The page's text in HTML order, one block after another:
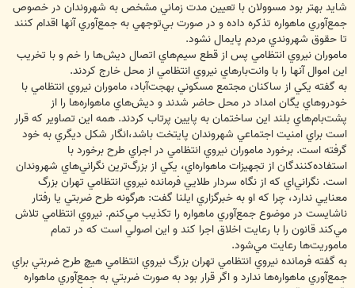
شايد بهتر بود مسوولان با تعيين مدت زماني مشخص به شهروندان در خصوص
جمع‌آوري ماهواره تذكره داده و در صورت بي‌توجهي به جمع‌آوري آنها اقدام كنند
تا حقوق شهروندي مردم پايمال نشود.
ماموران نيروي انتظامي پس از قطع سيم‌هاي اتصال ديش‌ها را خم و با تخريب
اين اموال آنها را با وانت‌بارهاي نيروي انتظامي از محل خارج كردند.
به گفته يكي از ساكنان مجتمع مسكوني بهجت‌آباد، ماموران نيروي انتظامي با
خودروهاي يگان امداد در محل حاضر شدند و ديش‌هاي ماهواره‌ها را از
پشت‌بام‌هاي بلند اين ساختمان به پايين پرتاب كردند. همه اين تصاوير كه قرار
است براي امنيت اجتماعي شهروندان پايتخت باشد،‌انگار شكل ديگري به خود
گرفته است. برخورد ماموران نيروي انتظامي در اجراي طرح برخورد با
استفاده‌كنندگان از تجهيزات ماهواره‌اي، يكي از بزرگ‌ترين نگراني‌هاي شهروندان
است. نگراني‌‌اي كه از نگاه سردار طلايي فرمانده نيروي انتظامي تهران بزرگ
معنايي ندارد، چرا كه او به خبرگزاري ايلنا گفت: هرگونه طرح ضربتي يا رفتار
ناشايست در موضوع جمع‌آوري ماهواره را تكذيب مي‌كنم. نيروي انتظامي تلاش
مي‌كند قانون را با رعايت اخلاق اجرا كند و اين اصولي است كه در تمام
ماموريت‌ها رعايت مي‌شود.
به گفته فرمانده نيروي انتظامي تهران بزرگ نيروي انتظامي هيچ طرح ضربتي براي
جمع‌آوري ماهواره‌ها ندارد و اگر قرار بود به صورت ضربتي به جمع‌آوري ماهواره